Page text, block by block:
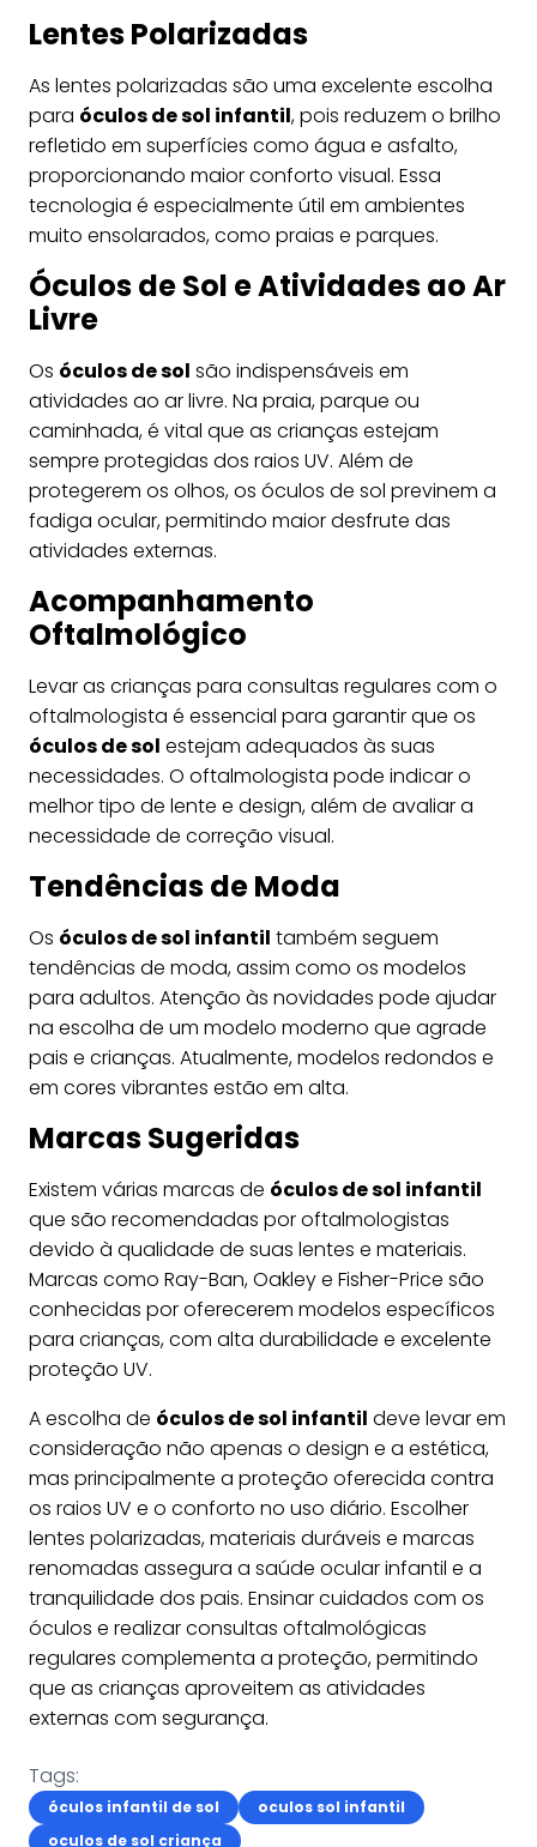
Lentes Polarizadas
As lentes polarizadas são uma excelente escolha
para óculos de sol infantil, pois reduzem o brilho
refletido em superfícies como água e asfalto,
proporcionando maior conforto visual. Essa
tecnologia é especialmente útil em ambientes
muito ensolarados, como praias e parques.
Óculos de Sol e Atividades ao Ar
Livre
Os óculos de sol são indispensáveis em
atividades ao ar livre. Na praia, parque ou
caminhada, é vital que as crianças estejam
sempre protegidas dos raios UV. Além de
protegerem os olhos, os óculos de sol previnem a
fadiga ocular, permitindo maior desfrute das
atividades externas.
Acompanhamento
Oftalmológico
Levar as crianças para consultas regulares com o
oftalmologista é essencial para garantir que os
óculos de sol estejam adequados às suas
necessidades. O oftalmologista pode indicar o
melhor tipo de lente e design, além de avaliar a
necessidade de correção visual.
Tendências de Moda
Os óculos de sol infantil também seguem
tendências de moda, assim como os modelos
para adultos. Atenção às novidades pode ajudar
na escolha de um modelo moderno que agrade
pais e crianças. Atualmente, modelos redondos e
em cores vibrantes estão em alta.
Marcas Sugeridas
Existem várias marcas de óculos de sol infantil
que são recomendadas por oftalmologistas
devido à qualidade de suas lentes e materiais.
Marcas como Ray-Ban, Oakley e Fisher-Price são
conhecidas por oferecerem modelos específicos
para crianças, com alta durabilidade e excelente
proteção UV.
A escolha de óculos de sol infantil deve levar em
consideração não apenas o design e a estética,
mas principalmente a proteção oferecida contra
os raios UV e o conforto no uso diário. Escolher
lentes polarizadas, materiais duráveis e marcas
renomadas assegura a saúde ocular infantil e a
tranquilidade dos pais. Ensinar cuidados com os
óculos e realizar consultas oftalmológicas
regulares complementa a proteção, permitindo
que as crianças aproveitem as atividades
externas com segurança.
Tags:
óculos infantil de sol
oculos sol infantil
oculos de sol criança